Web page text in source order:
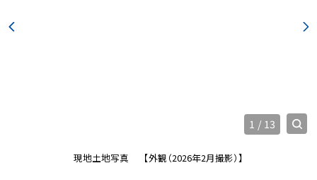
現地土地写真 【外観（2026年2月撮影）】
1 / 13